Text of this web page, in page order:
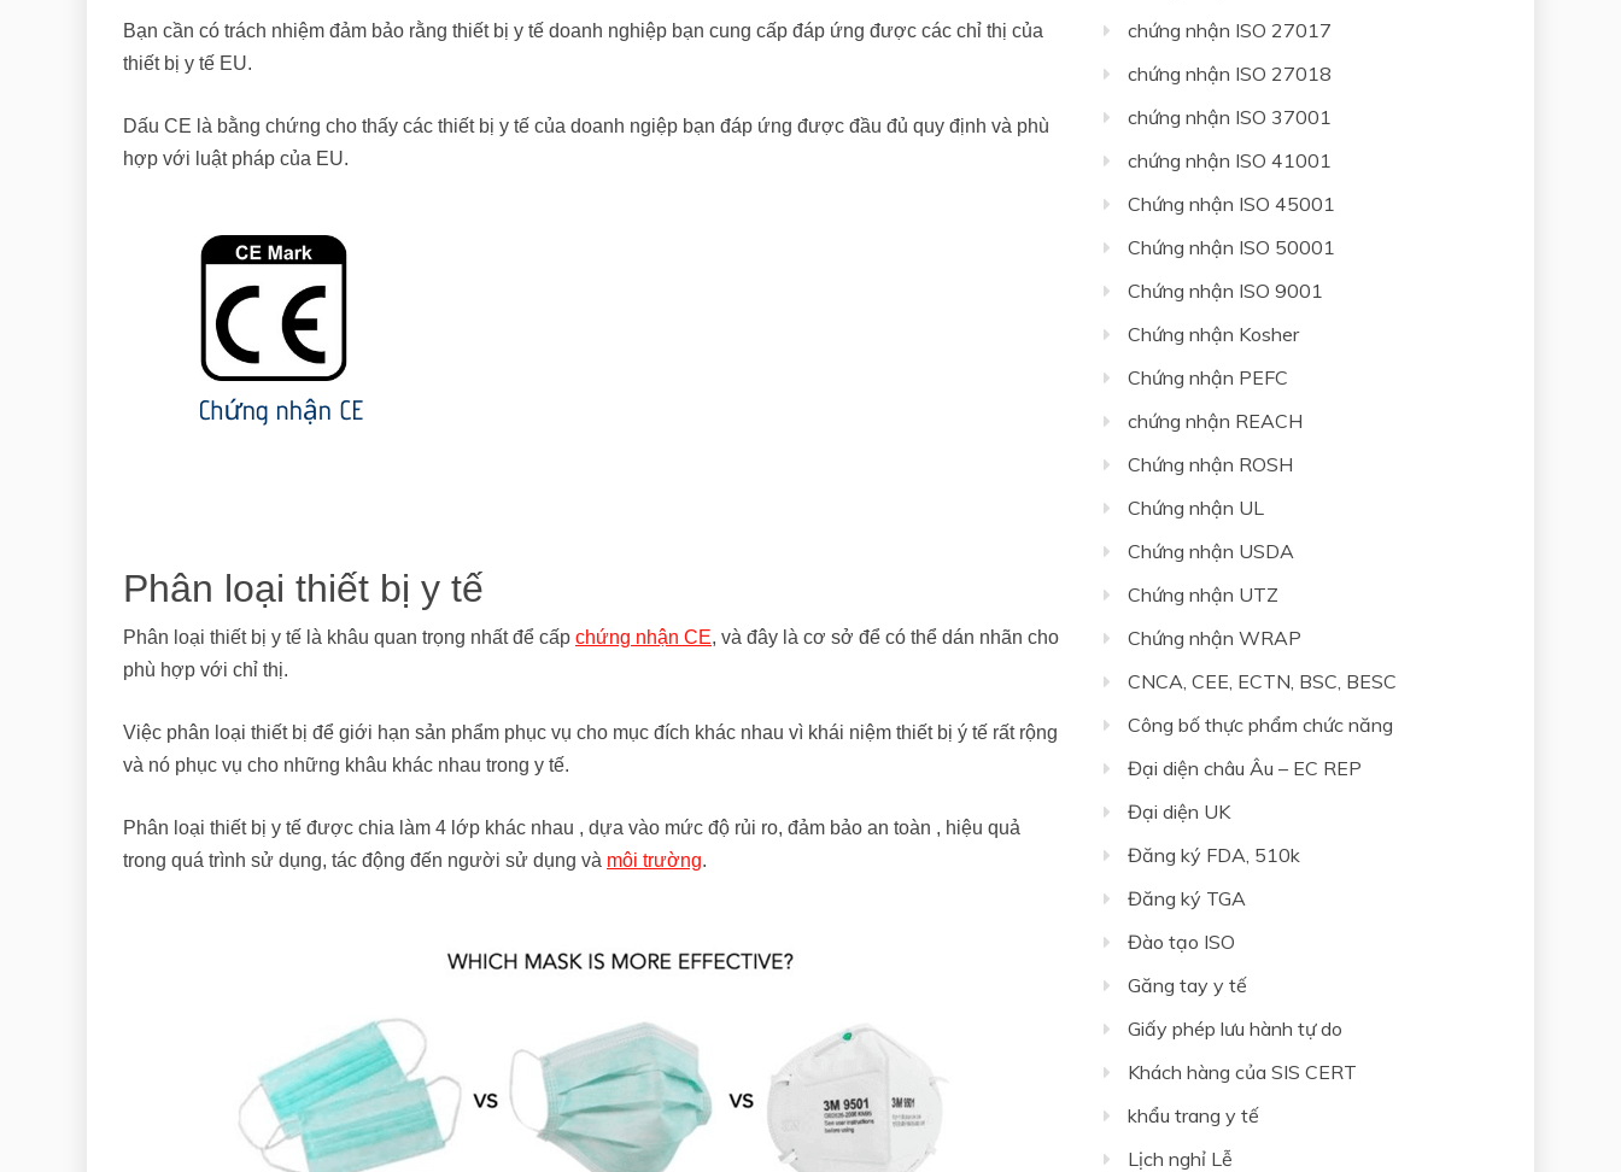
Bạn cần có trách nhiệm đảm bảo rằng thiết bị y tế doanh nghiệp bạn cung cấp đáp ứng được các chỉ thị của
thiết bị y tế EU.
Dấu CE là bằng chứng cho thấy các thiết bị y tế của doanh ngiệp bạn đáp ứng được đầu đủ quy định và phù
hợp với luật pháp của EU.
Phân loại thiết bị y tế
Phân loại thiết bị y tế là khâu quan trọng nhất để cấp chứng nhận CE, và đây là cơ sở để có thể dán nhãn cho
phù hợp với chỉ thị.
Việc phân loại thiết bị để giới hạn sản phẩm phục vụ cho mục đích khác nhau vì khái niệm thiết bị ý tế rất rộng
và nó phục vụ cho những khâu khác nhau trong y tế.
Phân loại thiết bị y tế được chia làm 4 lớp khác nhau , dựa vào mức độ rủi ro, đảm bảo an toàn , hiệu quả
trong quá trình sử dụng, tác động đến người sử dụng và môi trường.
chứng nhận ISO 27017
chứng nhận ISO 27018
chứng nhận ISO 37001
chứng nhận ISO 41001
Chứng nhận ISO 45001
Chứng nhận ISO 50001
Chứng nhận ISO 9001
Chứng nhận Kosher
Chứng nhận PEFC
chứng nhận REACH
Chứng nhận ROSH
Chứng nhận UL
Chứng nhận USDA
Chứng nhận UTZ
Chứng nhận WRAP
CNCA, CEE, ECTN, BSC, BESC
Công bố thực phẩm chức năng
Đại diện châu Âu – EC REP
Đại diện UK
Đăng ký FDA, 510k
Đăng ký TGA
Đào tạo ISO
Găng tay y tế
Giấy phép lưu hành tự do
Khách hàng của SIS CERT
khẩu trang y tế
Lịch nghỉ Lễ